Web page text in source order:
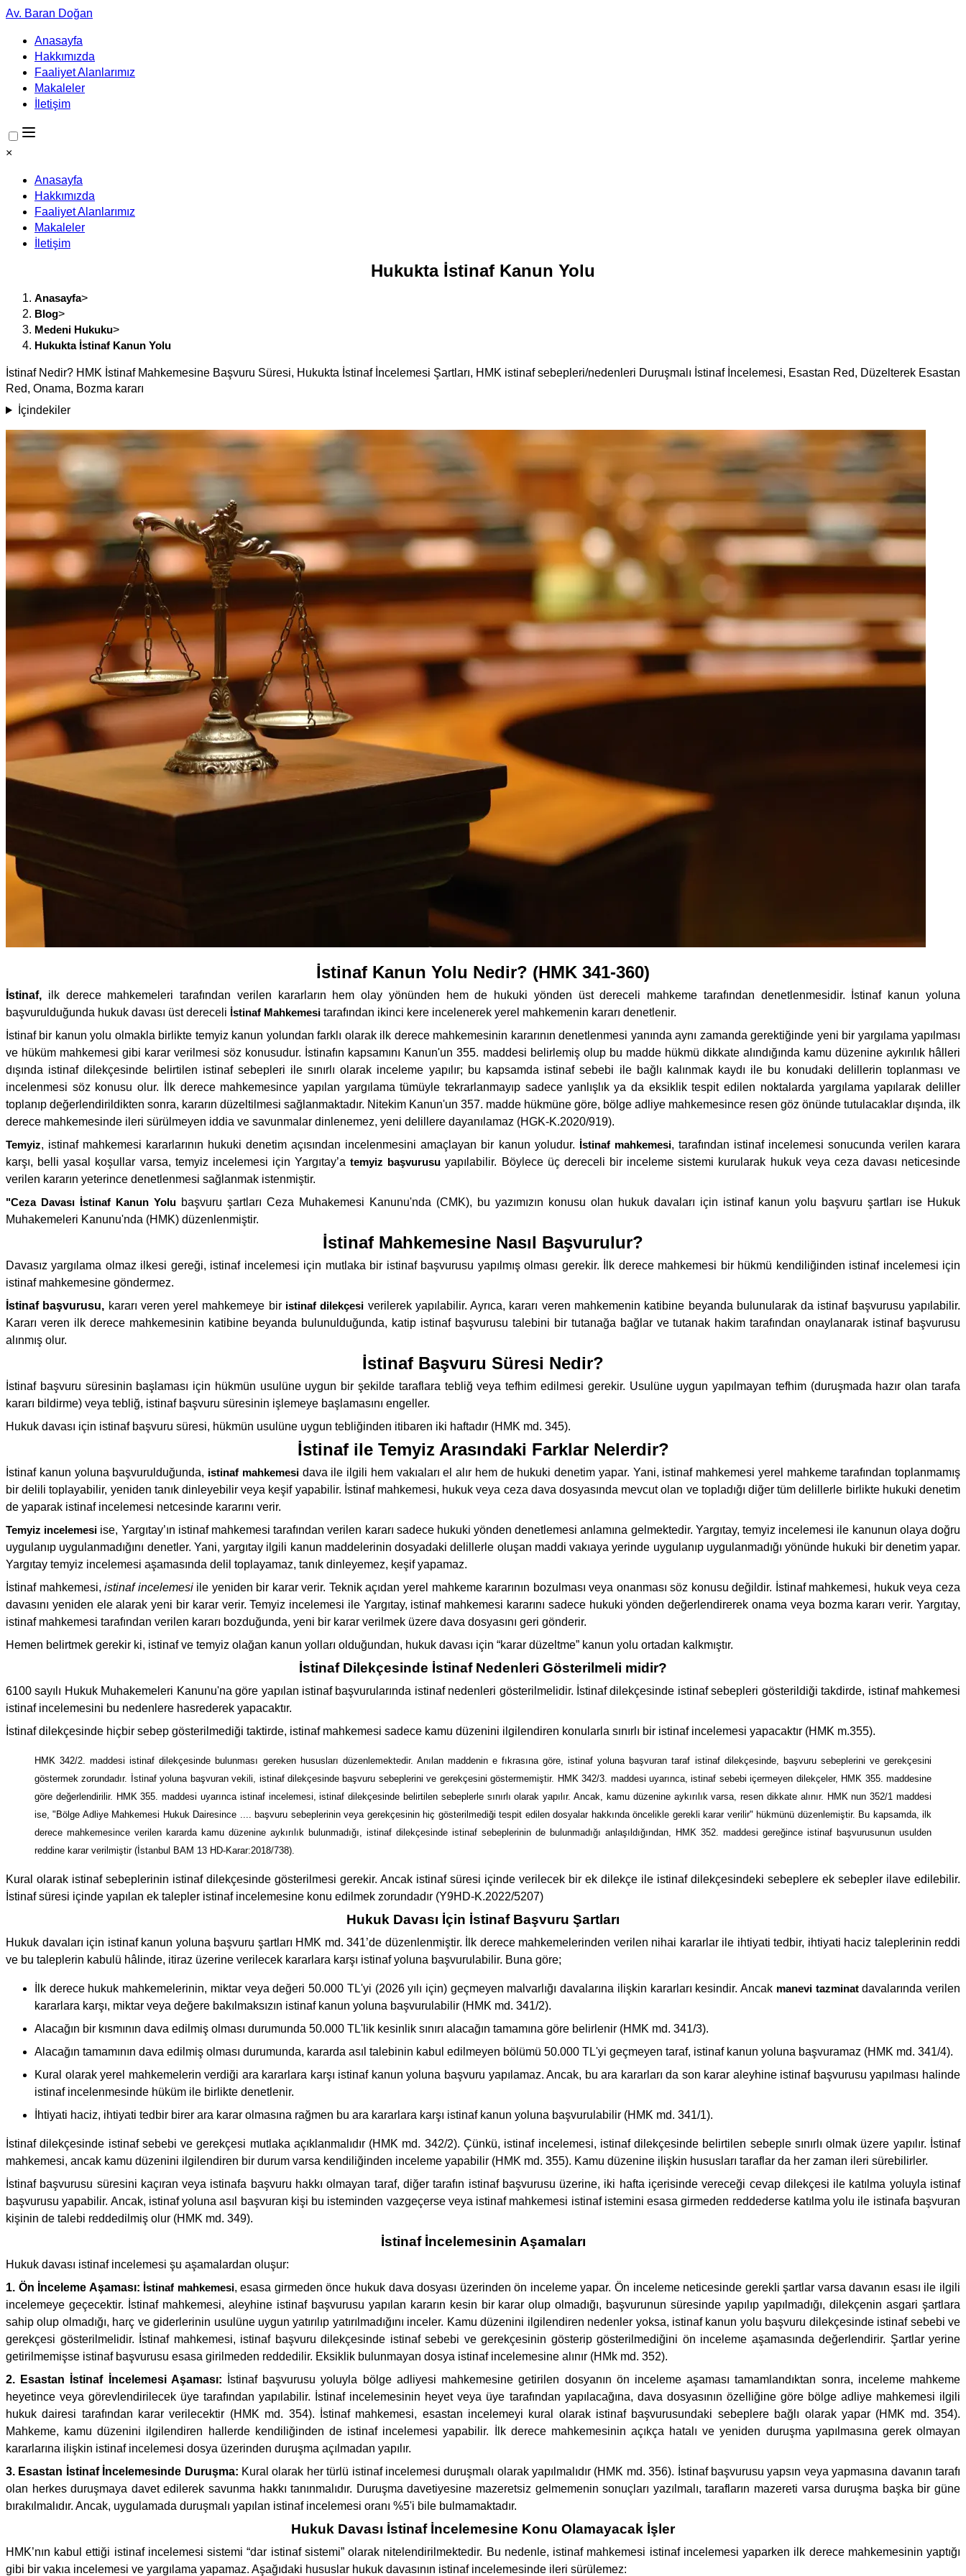
Av. Baran Doğan
Anasayfa
Hakkımızda
Faaliyet Alanlarımız
Makaleler
İletişim
×
Anasayfa
Hakkımızda
Faaliyet Alanlarımız
Makaleler
İletişim
Hukukta İstinaf Kanun Yolu
Anasayfa>
Blog>
Medeni Hukuku>
Hukukta İstinaf Kanun Yolu
İstinaf Nedir? HMK İstinaf Mahkemesine Başvuru Süresi, Hukukta İstinaf İncelemesi Şartları, HMK istinaf sebepleri/nedenleri Duruşmalı İstinaf İncelemesi, Esastan Red, Düzelterek Esastan
Red, Onama, Bozma kararı
İçindekiler
İstinaf Kanun Yolu Nedir? (HMK 341-360)
İstinaf, ilk derece mahkemeleri tarafından verilen kararların hem olay yönünden hem de hukuki yönden üst dereceli mahkeme tarafından denetlenmesidir. İstinaf kanun yoluna
başvurulduğunda hukuk davası üst dereceli İstinaf Mahkemesi tarafından ikinci kere incelenerek yerel mahkemenin kararı denetlenir.
İstinaf bir kanun yolu olmakla birlikte temyiz kanun yolundan farklı olarak ilk derece mahkemesinin kararının denetlenmesi yanında aynı zamanda gerektiğinde yeni bir yargılama yapılması
ve hüküm mahkemesi gibi karar verilmesi söz konusudur. İstinafın kapsamını Kanun'un 355. maddesi belirlemiş olup bu madde hükmü dikkate alındığında kamu düzenine aykırılık hâlleri
dışında istinaf dilekçesinde belirtilen istinaf sebepleri ile sınırlı olarak inceleme yapılır; bu kapsamda istinaf sebebi ile bağlı kalınmak kaydı ile bu konudaki delillerin toplanması ve
incelenmesi söz konusu olur. İlk derece mahkemesince yapılan yargılama tümüyle tekrarlanmayıp sadece yanlışlık ya da eksiklik tespit edilen noktalarda yargılama yapılarak deliller
toplanıp değerlendirildikten sonra, kararın düzeltilmesi sağlanmaktadır. Nitekim Kanun'un 357. madde hükmüne göre, bölge adliye mahkemesince resen göz önünde tutulacaklar dışında, ilk
derece mahkemesinde ileri sürülmeyen iddia ve savunmalar dinlenemez, yeni delillere dayanılamaz (HGK-K.2020/919).
Temyiz, istinaf mahkemesi kararlarının hukuki denetim açısından incelenmesini amaçlayan bir kanun yoludur. İstinaf mahkemesi, tarafından istinaf incelemesi sonucunda verilen karara
karşı, belli yasal koşullar varsa, temyiz incelemesi için Yargıtay’atemyiz başvurusu yapılabilir. Böylece üç dereceli bir inceleme sistemi kurularak hukuk veya ceza davası neticesinde
verilen kararın yeterince denetlenmesi sağlanmak istenmiştir.
"Ceza Davası İstinaf Kanun Yolu başvuru şartları Ceza Muhakemesi Kanunu'nda (CMK), bu yazımızın konusu olan hukuk davaları için istinaf kanun yolu başvuru şartları ise Hukuk
Muhakemeleri Kanunu'nda (HMK) düzenlenmiştir.
İstinaf Mahkemesine Nasıl Başvurulur?
Davasız yargılama olmaz ilkesi gereği, istinaf incelemesi için mutlaka bir istinaf başvurusu yapılmış olması gerekir. İlk derece mahkemesi bir hükmü kendiliğinden istinaf incelemesi için
istinaf mahkemesine göndermez.
İstinaf başvurusu, kararı veren yerel mahkemeye bir istinaf dilekçesi verilerek yapılabilir. Ayrıca, kararı veren mahkemenin katibine beyanda bulunularak da istinaf başvurusu yapılabilir.
Kararı veren ilk derece mahkemesinin katibine beyanda bulunulduğunda, katip istinaf başvurusu talebini bir tutanağa bağlar ve tutanak hakim tarafından onaylanarak istinaf başvurusu
alınmış olur.
İstinaf Başvuru Süresi Nedir?
İstinaf başvuru süresinin başlaması için hükmün usulüne uygun bir şekilde taraflara tebliğ veya tefhim edilmesi gerekir. Usulüne uygun yapılmayan tefhim (duruşmada hazır olan tarafa
kararı bildirme) veya tebliğ, istinaf başvuru süresinin işlemeye başlamasını engeller.
Hukuk davası için istinaf başvuru süresi, hükmün usulüne uygun tebliğinden itibaren iki haftadır (HMK md. 345).
İstinaf ile Temyiz Arasındaki Farklar Nelerdir?
İstinaf kanun yoluna başvurulduğunda, istinaf mahkemesidava ile ilgili hem vakıaları el alır hem de hukuki denetim yapar. Yani, istinaf mahkemesi yerel mahkeme tarafından toplanmamış
bir delili toplayabilir, yeniden tanık dinleyebilir veya keşif yapabilir. İstinaf mahkemesi, hukuk veya ceza dava dosyasında mevcut olan ve topladığı diğer tüm delillerle birlikte hukuki denetim
de yaparak istinaf incelemesi netcesinde kararını verir.
Temyiz incelemesi ise, Yargıtay’ın istinaf mahkemesi tarafından verilen kararı sadece hukuki yönden denetlemesi anlamına gelmektedir. Yargıtay, temyiz incelemesi ile kanunun olaya doğru
uygulanıp uygulanmadığını denetler. Yani, yargıtay ilgili kanun maddelerinin dosyadaki delillerle oluşan maddi vakıaya yerinde uygulanıp uygulanmadığı yönünde hukuki bir denetim yapar.
Yargıtay temyiz incelemesi aşamasında delil toplayamaz, tanık dinleyemez, keşif yapamaz.
İstinaf mahkemesi,istinaf incelemesiile yeniden bir karar verir. Teknik açıdan yerel mahkeme kararının bozulması veya onanması söz konusu değildir. İstinaf mahkemesi, hukuk veya ceza
davasını yeniden ele alarak yeni bir karar verir. Temyiz incelemesi ile Yargıtay, istinaf mahkemesi kararını sadece hukuki yönden değerlendirerek onama veya bozma kararı verir. Yargıtay,
istinaf mahkemesi tarafından verilen kararı bozduğunda, yeni bir karar verilmek üzere dava dosyasını geri gönderir.
Hemen belirtmek gerekir ki, istinaf ve temyiz olağan kanun yolları olduğundan, hukuk davası için “karar düzeltme” kanun yolu ortadan kalkmıştır.
İstinaf Dilekçesinde İstinaf Nedenleri Gösterilmeli midir?
6100 sayılı Hukuk Muhakemeleri Kanunu'na göre yapılan istinaf başvurularında istinaf nedenleri gösterilmelidir. İstinaf dilekçesinde istinaf sebepleri gösterildiği takdirde, istinaf mahkemesi
istinaf incelemesini bu nedenlere hasrederek yapacaktır.
İstinaf dilekçesinde hiçbir sebep gösterilmediği taktirde, istinaf mahkemesi sadece kamu düzenini ilgilendiren konularla sınırlı bir istinaf incelemesi yapacaktır (HMK m.355).
HMK 342/2. maddesi istinaf dilekçesinde bulunması gereken hususları düzenlemektedir. Anılan maddenin e fıkrasına göre, istinaf yoluna başvuran taraf istinaf dilekçesinde, başvuru sebeplerini ve gerekçesini
göstermek zorundadır. İstinaf yoluna başvuran vekili, istinaf dilekçesinde başvuru sebeplerini ve gerekçesini göstermemiştir. HMK 342/3. maddesi uyarınca, istinaf sebebi içermeyen dilekçeler, HMK 355. maddesine
göre değerlendirilir. HMK 355. maddesi uyarınca istinaf incelemesi, istinaf dilekçesinde belirtilen sebeplerle sınırlı olarak yapılır. Ancak, kamu düzenine aykırılık varsa, resen dikkate alınır. HMK nun 352/1 maddesi
ise, "Bölge Adliye Mahkemesi Hukuk Dairesince .... başvuru sebeplerinin veya gerekçesinin hiç gösterilmediği tespit edilen dosyalar hakkında öncelikle gerekli karar verilir" hükmünü düzenlemiştir. Bu kapsamda, ilk
derece mahkemesince verilen kararda kamu düzenine aykırılık bulunmadığı, istinaf dilekçesinde istinaf sebeplerinin de bulunmadığı anlaşıldığından, HMK 352. maddesi gereğince istinaf başvurusunun usulden
reddine karar verilmiştir (İstanbul BAM 13 HD-Karar:2018/738).
Kural olarak istinaf sebeplerinin istinaf dilekçesinde gösterilmesi gerekir. Ancak istinaf süresi içinde verilecek bir ek dilekçe ile istinaf dilekçesindeki sebeplere ek sebepler ilave edilebilir.
İstinaf süresi içinde yapılan ek talepler istinaf incelemesine konu edilmek zorundadır (Y9HD-K.2022/5207)
Hukuk Davası İçin İstinaf Başvuru Şartları
Hukuk davaları için istinaf kanun yoluna başvuru şartları HMK md. 341’de düzenlenmiştir. İlk derece mahkemelerinden verilen nihai kararlar ile ihtiyati tedbir, ihtiyati haciz taleplerinin reddi
ve bu taleplerin kabulü hâlinde, itiraz üzerine verilecek kararlara karşı istinaf yoluna başvurulabilir. Buna göre;
İlk derece hukuk mahkemelerinin, miktar veya değeri 50.000 TL'yi (2026 yılı için) geçmeyen malvarlığı davalarına ilişkin kararları kesindir. Ancak manevi tazminatdavalarında verilen
kararlara karşı, miktar veya değere bakılmaksızın istinaf kanun yoluna başvurulabilir (HMK md. 341/2).
Alacağın bir kısmının dava edilmiş olması durumunda 50.000 TL'lik kesinlik sınırı alacağın tamamına göre belirlenir (HMK md. 341/3).
Alacağın tamamının dava edilmiş olması durumunda, kararda asıl talebinin kabul edilmeyen bölümü 50.000 TL'yi geçmeyen taraf, istinaf kanun yoluna başvuramaz (HMK md. 341/4).
Kural olarak yerel mahkemelerin verdiği ara kararlara karşı istinaf kanun yoluna başvuru yapılamaz. Ancak, bu ara kararları da son karar aleyhine istinaf başvurusu yapılması halinde
istinaf incelenmesinde hüküm ile birlikte denetlenir.
İhtiyati haciz, ihtiyati tedbir birer ara karar olmasına rağmen bu ara kararlara karşı istinaf kanun yoluna başvurulabilir (HMK md. 341/1).
İstinaf dilekçesinde istinaf sebebi ve gerekçesi mutlaka açıklanmalıdır (HMK md. 342/2). Çünkü, istinaf incelemesi, istinaf dilekçesinde belirtilen sebeple sınırlı olmak üzere yapılır. İstinaf
mahkemesi, ancak kamu düzenini ilgilendiren bir durum varsa kendiliğinden inceleme yapabilir (HMK md. 355). Kamu düzenine ilişkin hususları taraflar da her zaman ileri sürebilirler.
İstinaf başvurusu süresini kaçıran veya istinafa başvuru hakkı olmayan taraf, diğer tarafın istinaf başvurusu üzerine, iki hafta içerisinde vereceği cevap dilekçesi ile katılma yoluyla istinaf
başvurusu yapabilir. Ancak, istinaf yoluna asıl başvuran kişi bu isteminden vazgeçerse veya istinaf mahkemesi istinaf istemini esasa girmeden reddederse katılma yolu ile istinafa başvuran
kişinin de talebi reddedilmiş olur (HMK md. 349).
İstinaf İncelemesinin Aşamaları
Hukuk davası istinaf incelemesi şu aşamalardan oluşur:
1. Ön İnceleme Aşaması: İstinaf mahkemesi, esasa girmeden önce hukuk dava dosyası üzerinden ön inceleme yapar. Ön inceleme neticesinde gerekli şartlar varsa davanın esası ile ilgili
incelemeye geçecektir. İstinaf mahkemesi, aleyhine istinaf başvurusu yapılan kararın kesin bir karar olup olmadığı, başvurunun süresinde yapılıp yapılmadığı, dilekçenin asgari şartlara
sahip olup olmadığı, harç ve giderlerinin usulüne uygun yatırılıp yatırılmadığını inceler. Kamu düzenini ilgilendiren nedenler yoksa, istinaf kanun yolu başvuru dilekçesinde istinaf sebebi ve
gerekçesi gösterilmelidir. İstinaf mahkemesi, istinaf başvuru dilekçesinde istinaf sebebi ve gerekçesinin gösterip gösterilmediğini ön inceleme aşamasında değerlendirir. Şartlar yerine
getirilmemişse istinaf başvurusu esasa girilmeden reddedilir. Eksiklik bulunmayan dosya istinaf incelemesine alınır (HMk md. 352).
2. Esastan İstinaf İncelemesi Aşaması: İstinaf başvurusu yoluyla bölge adliyesi mahkemesine getirilen dosyanın ön inceleme aşaması tamamlandıktan sonra, inceleme mahkeme
heyetince veya görevlendirilecek üye tarafından yapılabilir. İstinaf incelemesinin heyet veya üye tarafından yapılacağına, dava dosyasının özelliğine göre bölge adliye mahkemesi ilgili
hukuk dairesi tarafından karar verilecektir (HMK md. 354). İstinaf mahkemesi, esastan incelemeyi kural olarak istinaf başvurusundaki sebeplere bağlı olarak yapar (HMK md. 354).
Mahkeme, kamu düzenini ilgilendiren hallerde kendiliğinden de istinaf incelemesi yapabilir. İlk derece mahkemesinin açıkça hatalı ve yeniden duruşma yapılmasına gerek olmayan
kararlarına ilişkin istinaf incelemesi dosya üzerinden duruşma açılmadan yapılır.
3. Esastan İstinaf İncelemesinde Duruşma: Kural olarak her türlü istinaf incelemesi duruşmalı olarak yapılmalıdır (HMK md. 356). İstinaf başvurusu yapsın veya yapmasına davanın tarafı
olan herkes duruşmaya davet edilerek savunma hakkı tanınmalıdır. Duruşma davetiyesine mazeretsiz gelmemenin sonuçları yazılmalı, tarafların mazereti varsa duruşma başka bir güne
bırakılmalıdır. Ancak, uygulamada duruşmalı yapılan istinaf incelemesi oranı %5'i bile bulmamaktadır.
Hukuk Davası İstinaf İncelemesine Konu Olamayacak İşler
HMK’nın kabul ettiği istinaf incelemesi sistemi “dar istinaf sistemi” olarak nitelendirilmektedir. Bu nedenle, istinaf mahkemesi istinaf incelemesi yaparken ilk derece mahkemesinin yaptığı
gibi bir vakıa incelemesi ve yargılama yapamaz. Aşağıdaki hususlar hukuk davasının istinaf incelemesinde ileri sürülemez: